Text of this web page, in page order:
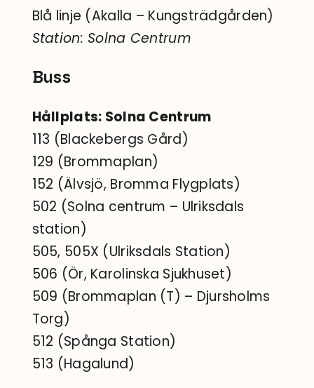
Blå linje (Akalla – Kungsträdgården)
Station: Solna Centrum
Buss
Hållplats: Solna Centrum
113 (Blackebergs Gård)
129 (Brommaplan)
152 (Älvsjö, Bromma Flygplats)
502 (Solna centrum – Ulriksdals
station)
505, 505X (Ulriksdals Station)
506 (Ör, Karolinska Sjukhuset)
509 (Brommaplan (T) – Djursholms
Torg)
512 (Spånga Station)
513 (Hagalund)